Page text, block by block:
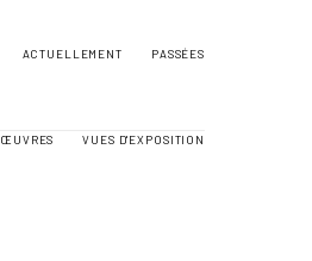
ACTUELLEMENT PASSÉES
ŒUVRES VUES D'EXPOSITION